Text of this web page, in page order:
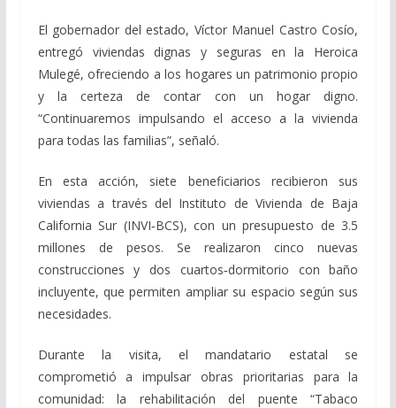
El gobernador del estado, Víctor Manuel Castro Cosío,
entregó viviendas dignas y seguras en la Heroica
Mulegé, ofreciendo a los hogares un patrimonio propio
y la certeza de contar con un hogar digno.
“Continuaremos impulsando el acceso a la vivienda
para todas las familias”, señaló.
En esta acción, siete beneficiarios recibieron sus
viviendas a través del Instituto de Vivienda de Baja
California Sur (INVI‑BCS), con un presupuesto de 3.5
millones de pesos. Se realizaron cinco nuevas
construcciones y dos cuartos‑dormitorio con baño
incluyente, que permiten ampliar su espacio según sus
necesidades.
Durante la visita, el mandatario estatal se
comprometió a impulsar obras prioritarias para la
comunidad: la rehabilitación del puente “Tabaco